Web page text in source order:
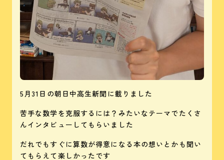
5月31日の朝日中高生新聞に載りました
苦手な数学を克服するには？みたいなテーマでたくさ
んインタビューしてもらいました
だれでもすぐに算数が得意になる本の想いとかも聞い
てもらえて楽しかったです